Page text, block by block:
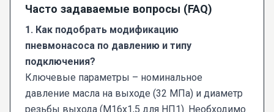
Часто задаваемые вопросы (FAQ)
1. Как подобрать модификацию
пневмонасоса по давлению и типу
подключения?
Ключевые параметры – номинальное
давление масла на выходе (32 МПа) и диаметр
резьбы выхода (M16x1,5 для НП1). Необходимо